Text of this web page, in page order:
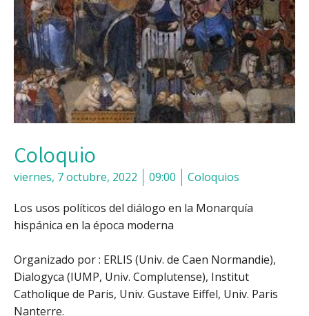
Coloquio
viernes, 7 octubre, 2022 09:00 Coloquios
Los usos políticos del diálogo en la Monarquía
hispánica en la época moderna
Organizado por : ERLIS (Univ. de Caen Normandie),
Dialogyca (IUMP, Univ. Complutense), Institut
Catholique de Paris, Univ. Gustave Eiffel, Univ. Paris
Nanterre.